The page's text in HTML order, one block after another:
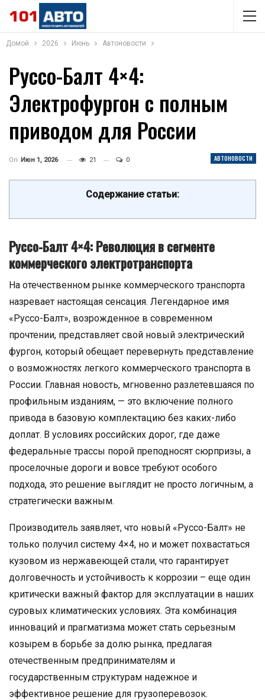
Домой 2026 Июнь Автоновости
Руссо-Балт 4×4:
Электрофургон с полным
приводом для России
АВТОНОВОСТИ
On Июн 1, 2026 21 0
Содержание статьи:
Руссо-Балт 4×4: Революция в сегменте
коммерческого электротранспорта
На отечественном рынке коммерческого транспорта
назревает настоящая сенсация. Легендарное имя
«Руссо-Балт», возрожденное в современном
прочтении, представляет свой новый электрический
фургон, который обещает перевернуть представление
о возможностях легкого коммерческого транспорта в
России. Главная новость, мгновенно разлетевшаяся по
профильным изданиям, — это включение полного
привода в базовую комплектацию без каких-либо
доплат. В условиях российских дорог, где даже
федеральные трассы порой преподносят сюрпризы, а
проселочные дороги и вовсе требуют особого
подхода, это решение выглядит не просто логичным, а
стратегически важным.
Производитель заявляет, что новый «Руссо-Балт» не
только получил систему 4×4, но и может похвастаться
кузовом из нержавеющей стали, что гарантирует
долговечность и устойчивость к коррозии – еще один
критически важный фактор для эксплуатации в наших
суровых климатических условиях. Эта комбинация
инноваций и прагматизма может стать серьезным
козырем в борьбе за долю рынка, предлагая
отечественным предпринимателям и
государственным структурам надежное и
эффективное решение для грузоперевозок.